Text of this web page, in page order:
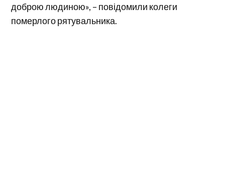
доброю людиною», – повідомили колеги
померлого рятувальника.